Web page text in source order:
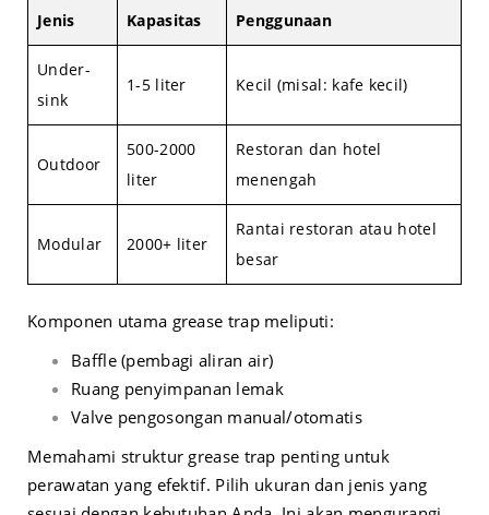
Jenis Kapasitas Penggunaan
Under-
sink
1-5 liter Kecil (misal: kafe kecil)
Outdoor
500-2000
liter
Restoran dan hotel
menengah
Modular 2000+ liter
Rantai restoran atau hotel
besar
Komponen utama grease trap meliputi:
Baffle (pembagi aliran air)
Ruang penyimpanan lemak
Valve pengosongan manual/otomatis
Memahami struktur grease trap penting untuk
perawatan yang efektif. Pilih ukuran dan jenis yang